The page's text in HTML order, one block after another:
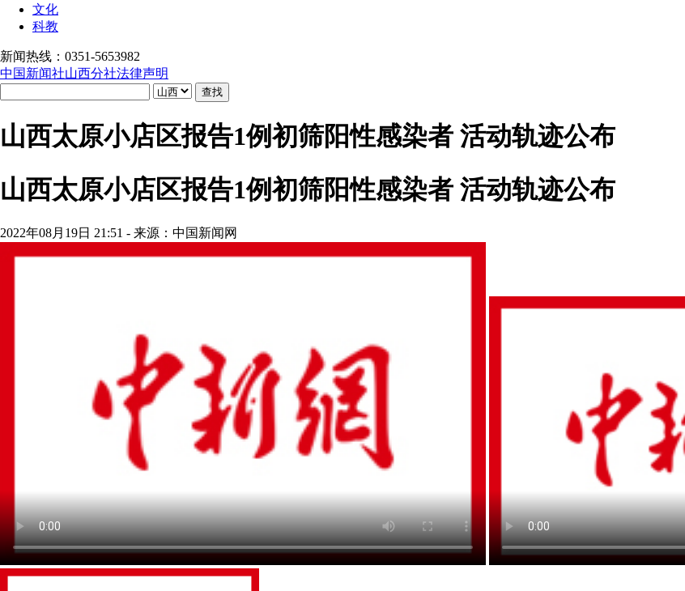
文化
科教
新闻热线：0351-5653982
中国新闻社山西分社法律声明
山西太原小店区报告1例初筛阳性感染者 活动轨迹公布
山西太原小店区报告1例初筛阳性感染者 活动轨迹公布
2022年08月19日 21:51 - 来源：中国新闻网